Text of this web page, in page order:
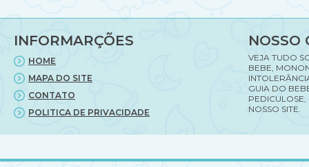
INFORMARÇÕES
HOME
MAPA DO SITE
CONTATO
POLITICA DE PRIVACIDADE
NOSSO
VEJA TUDO
BEBE,
GUIA DO
PEDICULOSE,
NOSSO SITE.